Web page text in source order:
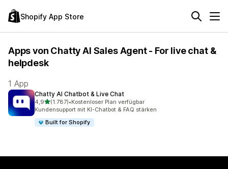
Shopify App Store
Apps von Chatty AI Sales Agent - For live chat &
helpdesk
1 App
Chatty AI Chatbot & Live Chat
4,9von 5 Sternen
(1.787)
1787 Rezensionen insgesamt
•Kostenloser Plan verfügbar
Kundensupport mit KI-Chatbot & FAQ stärken
Built for Shopify